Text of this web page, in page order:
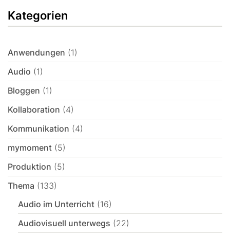
Kategorien
Anwendungen (1)
Audio (1)
Bloggen (1)
Kollaboration (4)
Kommunikation (4)
mymoment (5)
Produktion (5)
Thema (133)
Audio im Unterricht (16)
Audiovisuell unterwegs (22)